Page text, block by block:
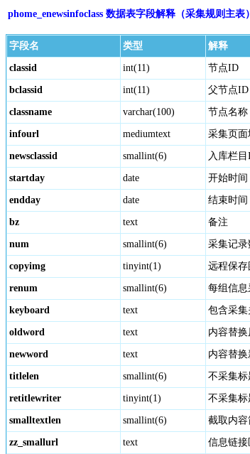
phome_enewsinfoclass 数据表字段解释（采集规则主表）
字段名 类型 解释
classid int(11) 节点ID
bclassid int(11) 父节点ID
classname varchar(100) 节点名称
infourl mediumtext 采集页面
newsclassid smallint(6) 入库栏
startday date 开始时间
endday date 结束时间
bz text 备注
num smallint(6) 采集记录
copyimg tinyint(1) 远程保
renum smallint(6) 每组信息
keyboard text 包含采集
oldword text 内容替
newword text 内容替
titlelen smallint(6) 不采集
retitlewriter tinyint(1) 不采集标
smalltextlen smallint(6) 截取内容
zz_smallurl text 信息链接